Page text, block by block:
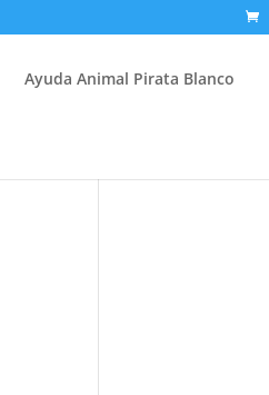
Ayuda Animal Pirata Blanco